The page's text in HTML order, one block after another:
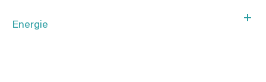
Energie